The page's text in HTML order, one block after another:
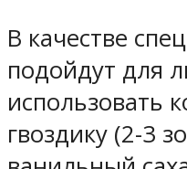
В качестве
подойдут для
использовать
гвоздику (2-3